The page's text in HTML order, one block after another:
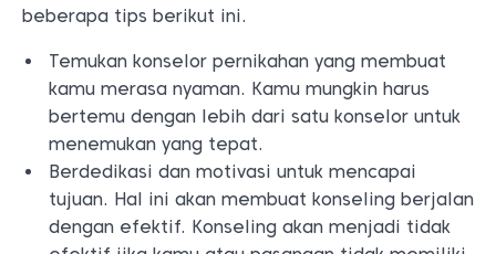
beberapa tips berikut ini.
Temukan konselor pernikahan yang membuat
kamu merasa nyaman. Kamu mungkin harus
bertemu dengan lebih dari satu konselor untuk
menemukan yang tepat.
Berdedikasi dan motivasi untuk mencapai
tujuan. Hal ini akan membuat konseling berjalan
dengan efektif. Konseling akan menjadi tidak